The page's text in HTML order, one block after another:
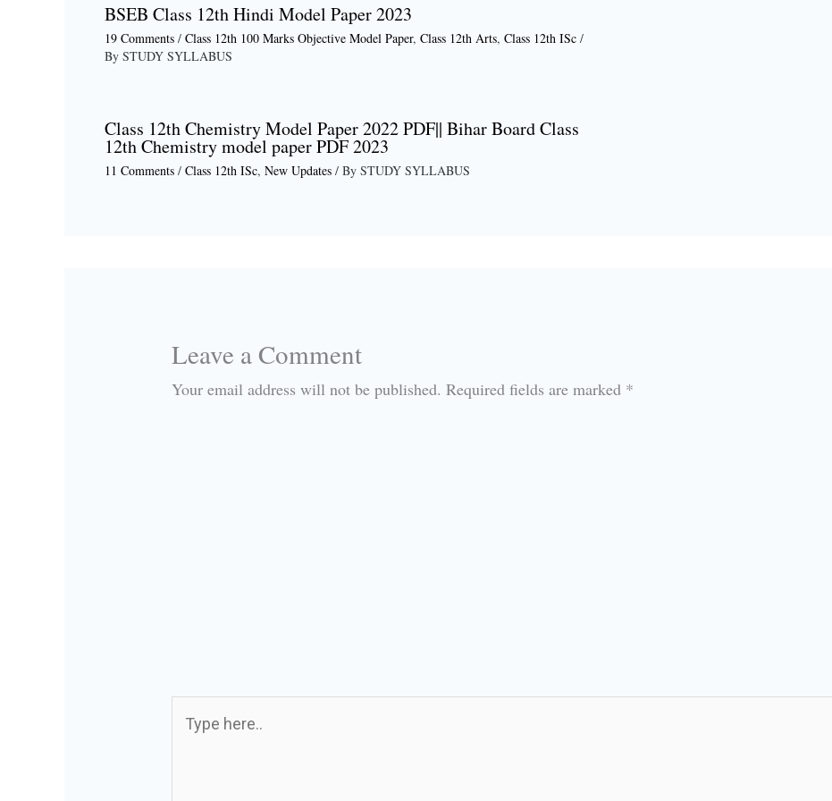
BSEB Class 12th Hindi Model Paper 2023
19 Comments / Class 12th 100 Marks Objective Model Paper, Class 12th Arts, Class 12th ISc /
By STUDY SYLLABUS
Class 12th Chemistry Model Paper 2022 PDF|| Bihar Board Class
12th Chemistry model paper PDF 2023
11 Comments / Class 12th ISc, New Updates / By STUDY SYLLABUS
Leave a Comment
Your email address will not be published. Required fields are marked *
here..